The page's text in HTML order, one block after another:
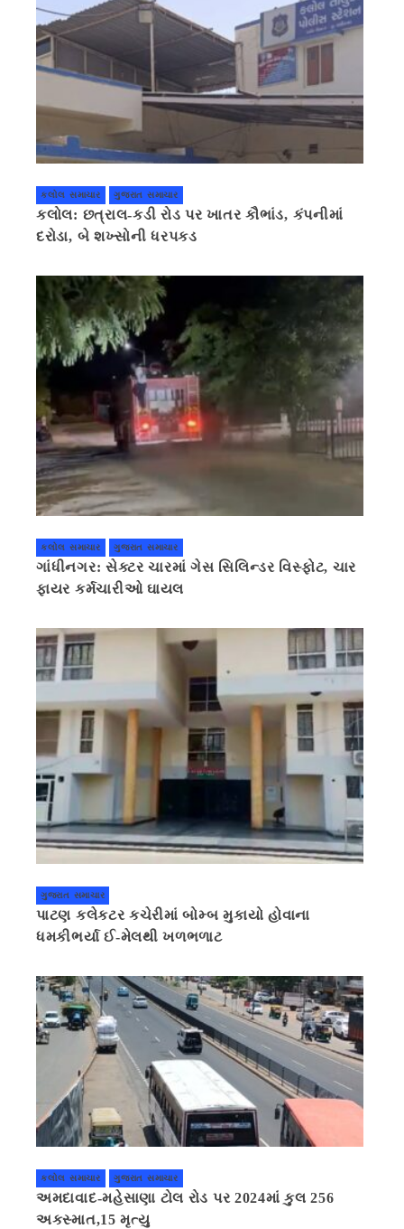
કલોલ સમાચાર ગુજરાત સમાચાર
કલોલ: છત્રાલ-કડી રોડ પર ખાતર કૌભાંડ, કંપનીમાં
દરોડા, બે શખ્સોની ધરપકડ
કલોલ સમાચાર ગુજરાત સમાચાર
ગાંધીનગર: સેક્ટર ચારમાં ગેસ સિલિન્ડર વિસ્ફોટ, ચાર
ફાયર કર્મચારીઓ ઘાયલ
ગુજરાત સમાચાર
પાટણ કલેકટર કચેરીમાં બોમ્બ મુકાયો હોવાના
ધમકીભર્યા ઈ-મેલથી ખળભળાટ
કલોલ સમાચાર ગુજરાત સમાચાર
અમદાવાદ-મહેસાણા ટોલ રોડ પર 2024માં કુલ 256
અકસ્માત,15 મૃત્યુ